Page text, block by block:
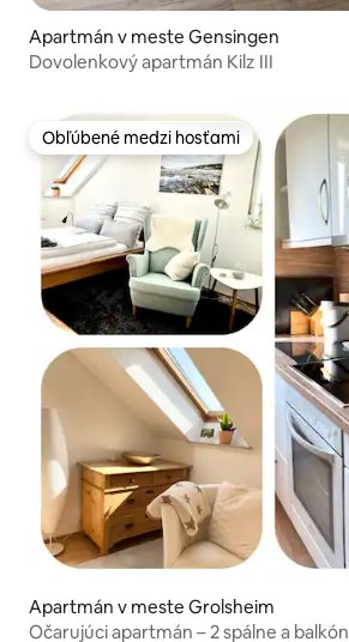
Apartmán v meste Gensingen
Dovolenkový apartmán Kilz III
Obľúbené medzi hosťami
Obľúbené medzi hosťami
Apartmán v meste Grolsheim
Očarujúci apartmán – 2 spálne a balkón